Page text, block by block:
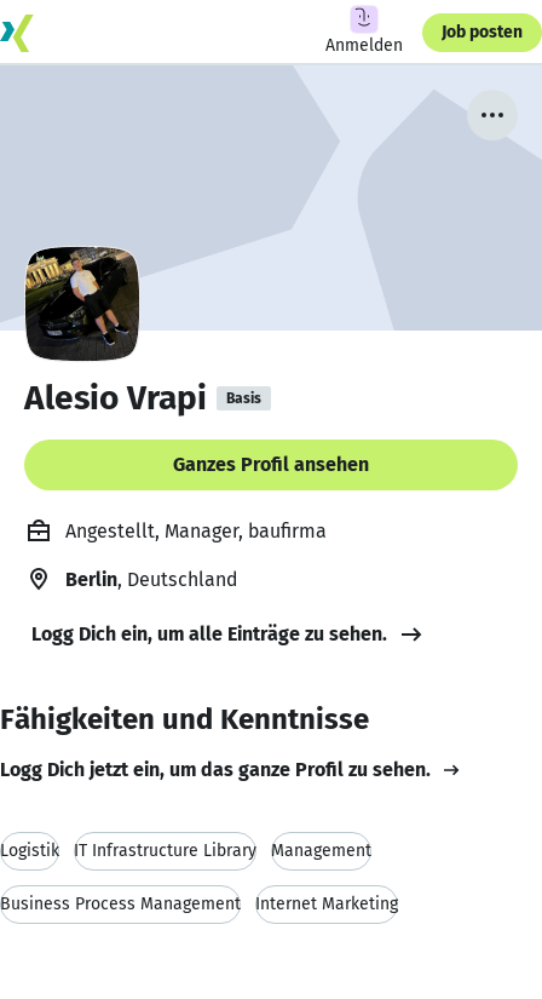
Anmelden
Job posten
Alesio Vrapi Basis
Ganzes Profil ansehen
Angestellt, Manager, baufirma
Berlin, Deutschland
Logg Dich ein, um alle Einträge zu sehen.
Fähigkeiten und Kenntnisse
Logg Dich jetzt ein, um das ganze Profil zu sehen.
Logistik IT Infrastructure Library Management
Business Process Management Internet Marketing